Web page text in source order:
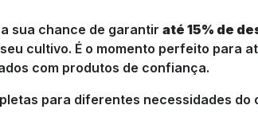
sua chance de garantir até 15% de
cultivo. É o momento perfeito para
com produtos de confiança.
para diferentes necessidades do